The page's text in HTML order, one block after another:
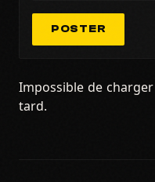
POSTER
Impossible de
tard.